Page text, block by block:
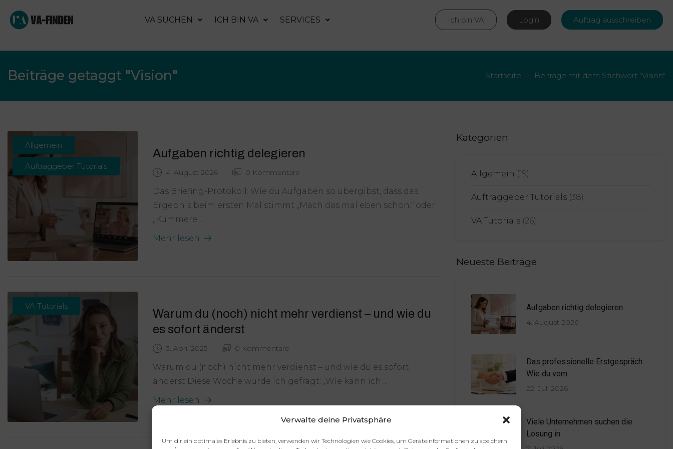
Verwalte deine Privatsphäre
Um dir ein optimales Erlebnis zu bieten, verwenden wir Technologien wie Cookies, um Geräteinformationen zu speichern
VA SUCHEN ICH BIN VA SERVICES Ich bin VA Login Auftrag ausschreiben
Beiträge getaggt "Vision" Startseite Beiträge mit dem Stichwort "Vision"
Allgemein
Auftraggeber Tutorials
Aufgaben richtig delegieren
4. August 2026 0 Kommentare
Das Briefing-Protokoll: Wie du Aufgaben so übergibst, dass das
Ergebnis beim ersten Mal stimmt „Mach das mal eben schön.“ oder
„Kümmere ...
Mehr lesen
VA Tutorials
Warum du (noch) nicht mehr verdienst – und wie du
es sofort änderst
3. April 2025 0 Kommentare
Warum du (noch) nicht mehr verdienst – und wie du es sofort
änderst Diese Woche wurde ich gefragt: „Wie kann ich ...
Mehr lesen
Kategorien
Allgemein (19)
Auftraggeber Tutorials (38)
VA Tutorials (26)
Neueste Beiträge
Aufgaben richtig delegieren
4. August 2026
Das professionelle Erstgespräch:
Wie du vom
22. Juli 2026
Viele Unternehmen suchen die
Lösung in